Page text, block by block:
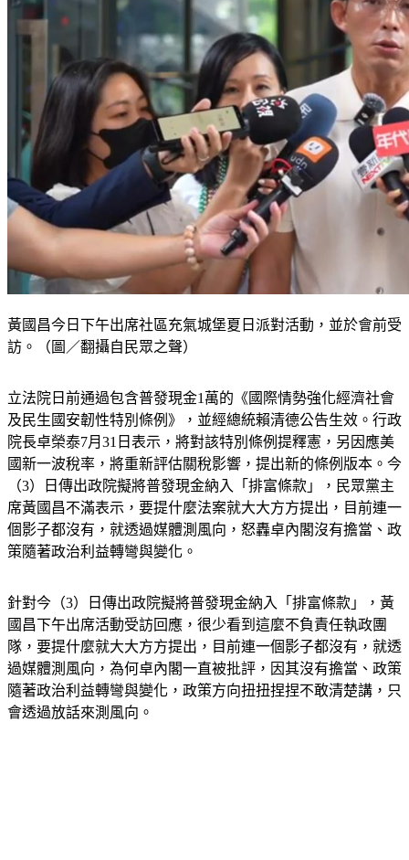
黃國昌今日下午出席社區充氣城堡夏日派對活動，並於會前受
訪。（圖／翻攝自民眾之聲）
立法院日前通過包含普發現金1萬的《國際情勢強化經濟社會
及民生國安韌性特別條例》，並經總統賴清德公告生效。行政
院長卓榮泰7月31日表示，將對該特別條例提釋憲，另因應美
國新一波稅率，將重新評估關稅影響，提出新的條例版本。今
（3）日傳出政院擬將普發現金納入「排富條款」，民眾黨主
席黃國昌不滿表示，要提什麼法案就大大方方提出，目前連一
個影子都沒有，就透過媒體測風向，怒轟卓內閣沒有擔當、政
策隨著政治利益轉彎與變化。
針對今（3）日傳出政院擬將普發現金納入「排富條款」，黃
國昌下午出席活動受訪回應，很少看到這麼不負責任執政團
隊，要提什麼就大大方方提出，目前連一個影子都沒有，就透
過媒體測風向，為何卓內閣一直被批評，因其沒有擔當、政策
隨著政治利益轉彎與變化，政策方向扭扭捏捏不敢清楚講，只
會透過放話來測風向。